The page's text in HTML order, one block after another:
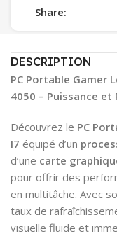
Share:
DESCRIPTION
PC Portable Gamer
4050 – Puissance
Découvrez le PC
I7 équipé d’un
d’une carte
pour offrir des
en multitâche. Avec
taux de
visuelle fluide et